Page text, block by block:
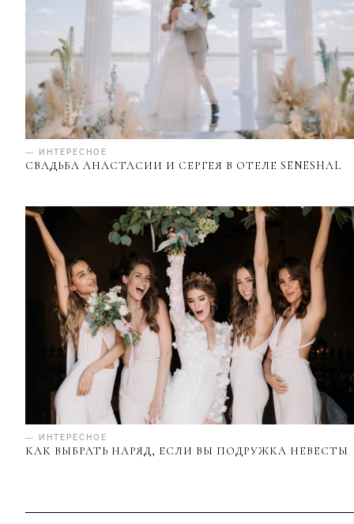
— ИНТЕРЕСНОЕ
СВАДЬБА АНАСТАСИИ И СЕРГЕЯ В ОТЕЛЕ SENESHAL
— ИНТЕРЕСНОЕ
КАК ВЫБРАТЬ НАРЯД, ЕСЛИ ВЫ ПОДРУЖКА НЕВЕСТЫ